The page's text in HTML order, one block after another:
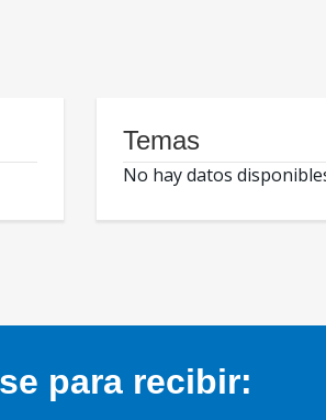
Temas
No hay datos
para recibir: